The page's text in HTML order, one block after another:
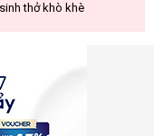
thở khò khè